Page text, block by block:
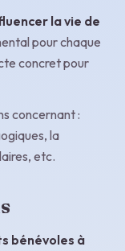
la vie de
pour chaque
concret pour
concernant :
la
etc.
bénévoles à